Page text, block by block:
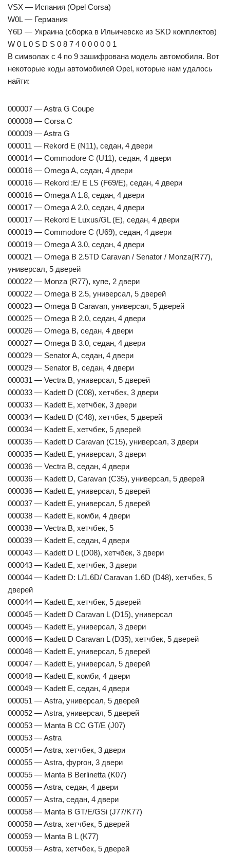
VSX — Испания (Opel Corsa)
W0L — Германия
Y6D — Украина (сборка в Ильичевске из SKD комплектов)
W 0 L 0 S D S 0 8 7 4 0 0 0 0 0 1
В символах с 4 по 9 зашифрована модель автомобиля. Вот
некоторые коды автомобилей Opel, которые нам удалось
найти:
000007 — Astra G Coupe
000008 — Corsa C
000009 — Astra G
000011 — Rekord E (N11), седан, 4 двери
000014 — Commodore C (U11), седан, 4 двери
000016 — Omega A, седан, 4 двери
000016 — Rekord :E/ E LS (F69/E), седан, 4 двери
000016 — Omega A 1.8, седан, 4 двери
000017 — Omega A 2.0, седан, 4 двери
000017 — Rekord E Luxus/GL (E), седан, 4 двери
000019 — Commodore C (U69), седан, 4 двери
000019 — Omega A 3.0, седан, 4 двери
000021 — Omega B 2.5TD Caravan / Senator / Monza(R77),
универсал, 5 дверей
000022 — Monza (R77), купе, 2 двери
000022 — Omega B 2.5, универсал, 5 дверей
000023 — Omega B Caravan, универсал, 5 дверей
000025 — Omega B 2.0, седан, 4 двери
000026 — Omega B, седан, 4 двери
000027 — Omega B 3.0, седан, 4 двери
000029 — Senator A, седан, 4 двери
000029 — Senator B, седан, 4 двери
000031 — Vectra B, универсал, 5 дверей
000033 — Kadett D (C08), хетчбек, 3 двери
000033 — Kadett E, хетчбек, 3 двери
000034 — Kadett D (C48), хетчбек, 5 дверей
000034 — Kadett E, хетчбек, 5 дверей
000035 — Kadett D Caravan (C15), универсал, 3 двери
000035 — Kadett E, универсал, 3 двери
000036 — Vectra B, седан, 4 двери
000036 — Kadett D, Caravan (C35), универсал, 5 дверей
000036 — Kadett E, универсал, 5 дверей
000037 — Kadett E, универсал, 5 дверей
000038 — Kadett E, комби, 4 двери
000038 — Vectra B, хетчбек, 5
000039 — Kadett E, седан, 4 двери
000043 — Kadett D L (D08), хетчбек, 3 двери
000043 — Kadett E, хетчбек, 3 двери
000044 — Kadett D: L/1.6D/ Caravan 1.6D (D48), хетчбек, 5
дверей
000044 — Kadett E, хетчбек, 5 дверей
000045 — Kadett D Caravan L (D15), универсал
000045 — Kadett E, универсал, 3 двери
000046 — Kadett D Caravan L (D35), хетчбек, 5 дверей
000046 — Kadett E, универсал, 5 дверей
000047 — Kadett E, универсал, 5 дверей
000048 — Kadett E, комби, 4 двери
000049 — Kadett E, седан, 4 двери
000051 — Astra, универсал, 5 дверей
000052 — Astra, универсал, 5 дверей
000053 — Manta B CC GT/E (J07)
000053 — Astra
000054 — Astra, хетчбек, 3 двери
000055 — Astra, фургон, 3 двери
000055 — Manta B Berlinetta (K07)
000056 — Astra, седан, 4 двери
000057 — Astra, седан, 4 двери
000058 — Manta B GT/E/GSi (J77/K77)
000058 — Astra, хетчбек, 5 дверей
000059 — Manta B L (K77)
000059 — Astra, хетчбек, 5 дверей